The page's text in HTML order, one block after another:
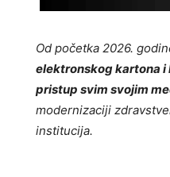
Od početka 2026.
elektronskog kartona
pristup svim svojim
modernizaciji
institucija.